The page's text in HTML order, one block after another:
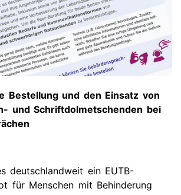
Bestellung und den Einsatz von
und Schriftdolmetschenden bei
deutschlandweit ein EUTB-
für Menschen mit Behinderung